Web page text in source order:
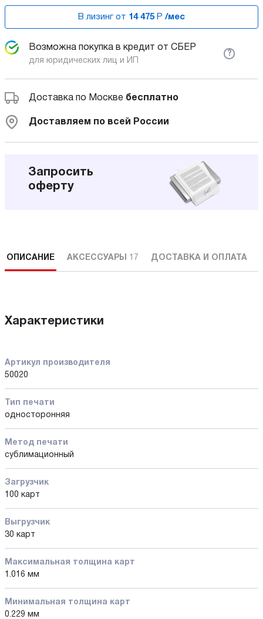
В лизинг от 14 475 Р /мес
Возможна покупка в кредит от СБЕР
для юридических лиц и ИП
?
Доставка по Москве бесплатно
Доставляем по всей России
Запросить
оферту
ОПИСАНИЕ АКСЕССУАРЫ 17 ДОСТАВКА И ОПЛАТА
Характеристики
Артикул производителя
50020
Тип печати
односторонняя
Метод печати
сублимационный
Загрузчик
100 карт
Выгрузчик
30 карт
Максимальная толщина карт
1.016 мм
Минимальная толщина карт
0.229 мм